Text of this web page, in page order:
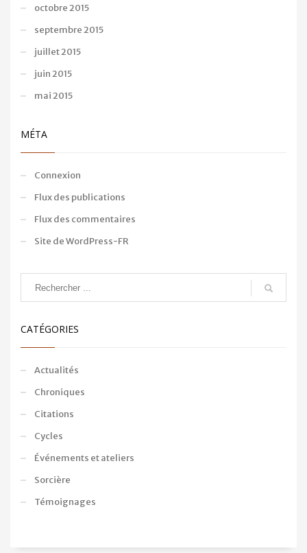
octobre 2015
septembre 2015
juillet 2015
juin 2015
mai 2015
MÉTA
Connexion
Flux des publications
Flux des commentaires
Site de WordPress-FR
CATÉGORIES
Actualités
Chroniques
Citations
Cycles
Événements et ateliers
Sorcière
Témoignages